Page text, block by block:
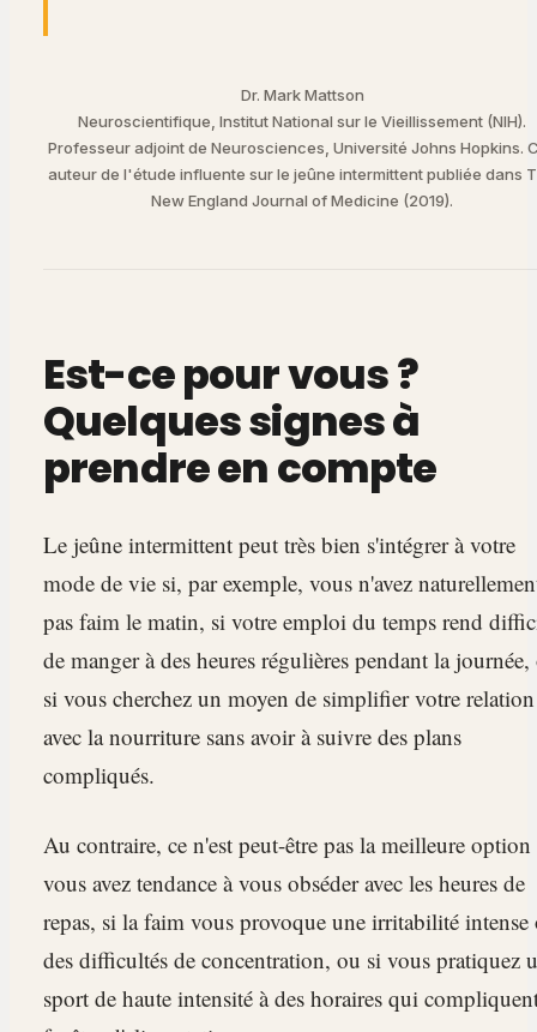
Dr. Mark Mattson
Neuroscientifique, Institut National sur le Vieillissement (NIH).
Professeur adjoint de Neurosciences, Université Johns Hopkins.
auteur de l'étude influente sur le jeûne intermittent publiée dans
New England Journal of Medicine (2019).
Est-ce pour vous ?
Quelques signes à
prendre en compte
Le jeûne intermittent peut très bien s'intégrer à votre
mode de vie si, par exemple, vous n'avez
pas faim le matin, si votre emploi du temps rend
de manger à des heures régulières pendant la
si vous cherchez un moyen de simplifier votre relation
avec la nourriture sans avoir à suivre des plans
compliqués.
Au contraire, ce n'est peut-être pas la meilleure option
vous avez tendance à vous obséder avec les heures de
repas, si la faim vous provoque une irritabilité intense
des difficultés de concentration, ou si vous pratiquez
sport de haute intensité à des horaires qui